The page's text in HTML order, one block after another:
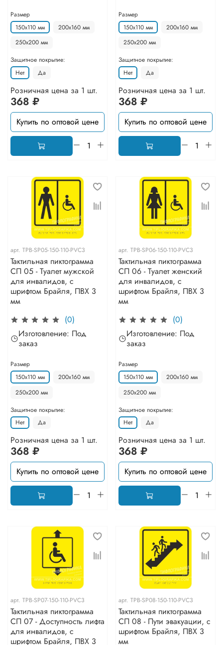
Размер
150х110 мм
200х160 мм
250х200 мм
Защитное покрытие:
Нет
Да
Розничная цена за 1 шт.
368 ₽
Купить по оптовой цене
Размер
150х110 мм
200х160 мм
250х200 мм
Защитное покрытие:
Нет
Да
Розничная цена за 1 шт.
368 ₽
Купить по оптовой цене
арт. TPB-SP05-150-110-PVC3
Тактильная пиктограмма
СП 05 - Туалет мужской
для инвалидов, с
шрифтом Брайля, ПВХ 3
мм
(0)
Изготовление: Под
заказ
Размер
150х110 мм
200х160 мм
250х200 мм
Защитное покрытие:
Нет
Да
Розничная цена за 1 шт.
368 ₽
Купить по оптовой цене
арт. TPB-SP06-150-110-PVC3
Тактильная пиктограмма
СП 06 - Туалет женский
для инвалидов, с
шрифтом Брайля, ПВХ 3
мм
(0)
Изготовление: Под
заказ
Размер
150х110 мм
200х160 мм
250х200 мм
Защитное покрытие:
Нет
Да
Розничная цена за 1 шт.
368 ₽
Купить по оптовой цене
арт. TPB-SP07-150-110-PVC3
Тактильная пиктограмма
СП 07 - Доступность лифта
для инвалидов, с
шрифтом Брайля, ПВХ 3
арт. TPB-SP08-150-110-PVC3
Тактильная пиктограмма
СП 08 - Пути эвакуации, с
шрифтом Брайля, ПВХ 3
мм